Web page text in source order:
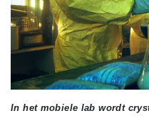
In het mobiele lab wordt